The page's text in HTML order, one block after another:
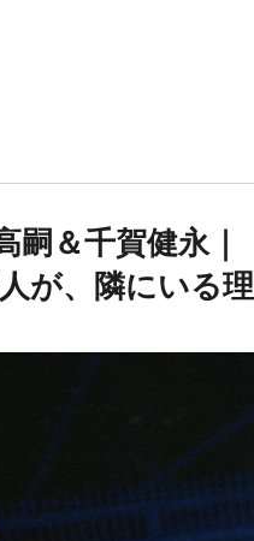
嗣＆千賀健永
が、隣にいる